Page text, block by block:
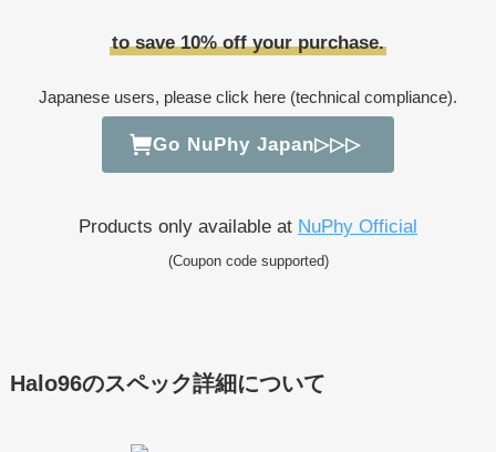
to save 10% off your purchase.
Japanese users, please click here (technical compliance).
Go NuPhy Japan▷▷▷
Products only available at NuPhy Official
(Coupon code supported)
Halo96のスペック詳細について